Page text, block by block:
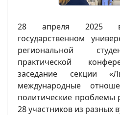
28 апреля 2025 в
государственном
региональной
практической
заседание секции
международные
политические проблемы
28 участников из разных